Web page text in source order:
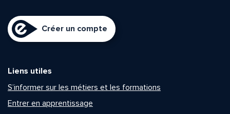
Créer un compte
Liens utiles
S’informer sur les métiers et les formations
Entrer en apprentissage